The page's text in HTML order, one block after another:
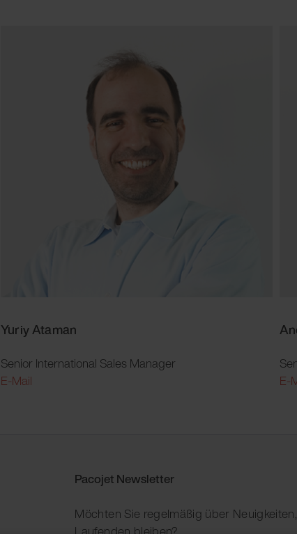
Yuriy Ataman
Senior International Sales Manager
E-Mail
E-
Pacojet Newsletter
Möchten Sie regelmäßig über